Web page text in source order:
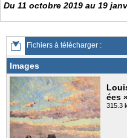
Du 11 octobre 2019 au 19
Fichiers à télécharger :
Images
ées
315.3